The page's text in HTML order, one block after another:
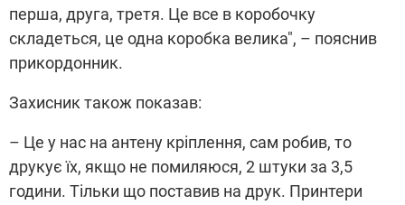
перша, друга, третя. Це все в коробочку
складеться, це одна коробка велика", – пояснив
прикордонник.
Захисник також показав:
– Це у нас на антену кріплення, сам робив, то
друкує їх, якщо не помиляюся, 2 штуки за 3,5
години. Тільки що поставив на друк. Принтери